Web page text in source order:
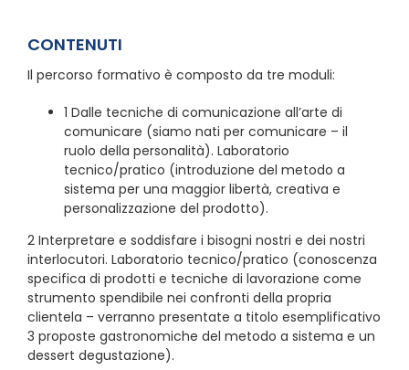
CONTENUTI
Il percorso formativo è composto da tre moduli:
1 Dalle tecniche di comunicazione all’arte di
comunicare (siamo nati per comunicare – il
ruolo della personalità). Laboratorio
tecnico/pratico (introduzione del metodo a
sistema per una maggior libertà, creativa e
personalizzazione del prodotto).
2 Interpretare e soddisfare i bisogni nostri e dei nostri
interlocutori. Laboratorio tecnico/pratico (conoscenza
specifica di prodotti e tecniche di lavorazione come
strumento spendibile nei confronti della propria
clientela – verranno presentate a titolo esemplificativo
3 proposte gastronomiche del metodo a sistema e un
dessert degustazione).